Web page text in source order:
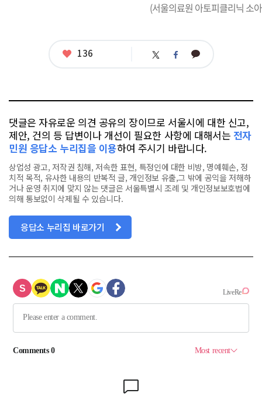
(서울의료원 아토피클리닉 소
좋
136 트 페 카
댓글은 자유로운 의견 공유의 장이므로 서울시에 대한 신고,
제안, 건의 등 답변이나 개선이 필요한 사항에 대해서는 전자
민원 응답소 누리집을 이용하여 주시기 바랍니다.
상업성 광고, 저작권 침해, 저속한 표현, 특정인에 대한 비방, 명예훼손, 정
치적 목적, 유사한 내용의 반복적 글, 개인정보 유출,그 밖에 공익을 저해하
거나 운영 취지에 맞지 않는 댓글은 서울특별시 조례 및 개인정보보호법에
의해 통보없이 삭제될 수 있습니다.
응답소 누리집 바로가기